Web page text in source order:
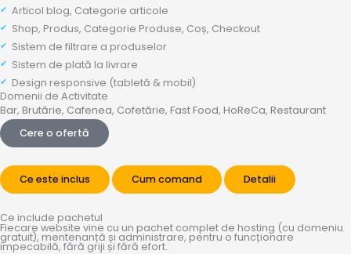
Articol blog, Categorie articole
Shop, Produs, Categorie Produse, Coș, Checkout
Sistem de filtrare a produselor
Sistem de plată la livrare
Design responsive (tabletă & mobil)
Domenii de Activitate
Bar, Brutărie, Cafenea, Cofetărie, Fast Food, HoReCa, Restaurant
Cere o ofertă
Ce este inclus Cum comand Detalii
Ce include pachetul
Fiecare website vine cu un pachet complet de hosting (cu domeniu
gratuit), mentenanță și administrare, pentru o funcționare
impecabilă, fără griji și fără efort.